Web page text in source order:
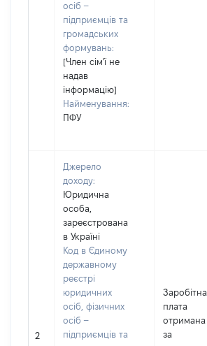
осіб –
підприємців та
громадських
формувань:
[Член сім'ї не
надав
інформацію]
Найменування:
ПФУ
2
Джерело
доходу:
Юридична
особа,
зареєстрована
в Україні
Код в Єдиному
державному
реєстрі
юридичних
осіб, фізичних
осіб –
підприємців та
Заробітна
плата
отримана
за